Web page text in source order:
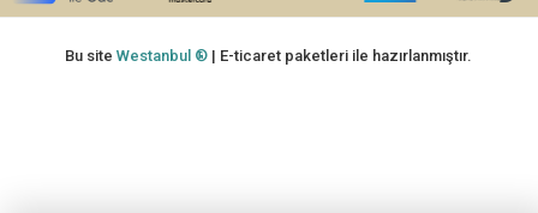
Bu siteWestanbul ® | E-ticaret paketleri ile hazırlanmıştır.